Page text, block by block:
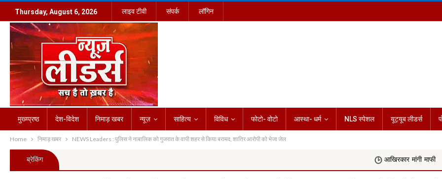
Thursday, August 6, 2026 लाइव टीवी संपर्क लॉगिन
मुख्य्प्रष्ठ देश-विदेश निमाड़ खबर न्यूज़ साहित्य विविध फोटो- वोटो आस्था- धर्म NLS स्पेशल यूट्यूब लीडर्स
Home निमाड़ खबर NEWS Leaders : पुलिस ने नाबालिक को गुजरात के वापी शहर से किया बरामद, शातिर आरोपी को भेजा जेल
ब्रेकिंग आखिरकार मांगी माफी Rashifal